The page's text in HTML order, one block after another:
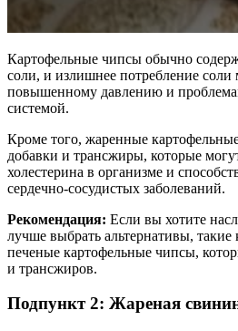
Картофельные чипсы обычно
соли, и излишнее потребление соли
повышенному давлению и
системой.
Кроме того, жаренные
добавки и трансжиры, которые
холестерина в организме и
сердечно-сосудистых заболеваний.
Рекомендация: Если вы хотите
лучше выбрать альтернативы,
печеные картофельные чипсы,
и трансжиров.
Подпункт 2: Жареная